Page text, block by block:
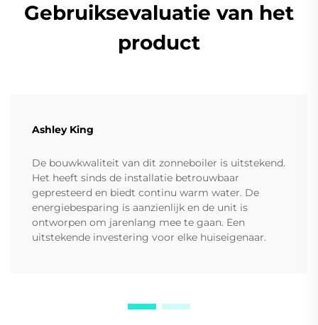
Gebruiksevaluatie van het
product
Ashley King
De bouwkwaliteit van dit zonneboiler is uitstekend.
Het heeft sinds de installatie betrouwbaar
gepresteerd en biedt continu warm water. De
energiebesparing is aanzienlijk en de unit is
ontworpen om jarenlang mee te gaan. Een
uitstekende investering voor elke huiseigenaar.